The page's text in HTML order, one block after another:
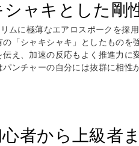
ャキとした剛
ムに極薄なエアロスポークを採
「シャキシャキ」としたもの
え、加速の反応もよく推進力に
ンチャーの自分には抜群に相性
者から上級者